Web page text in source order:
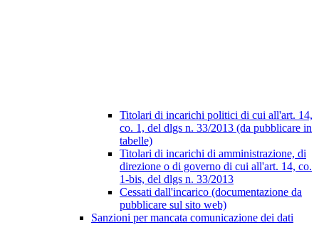
Titolari di incarichi politici di cui all'art. 14,
co. 1, del dlgs n. 33/2013 (da pubblicare in
tabelle)
Titolari di incarichi di amministrazione, di
direzione o di governo di cui all'art. 14, co.
1-bis, del dlgs n. 33/2013
Cessati dall'incarico (documentazione da
pubblicare sul sito web)
Sanzioni per mancata comunicazione dei dati